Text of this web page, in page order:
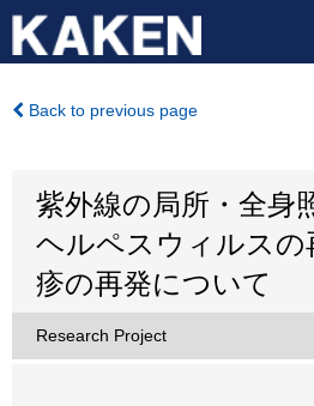
Back to previous page
紫外線の局所・全身
ヘルペスウィルスの
疹の再発について
Research Project